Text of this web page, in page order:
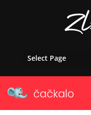
Select Page